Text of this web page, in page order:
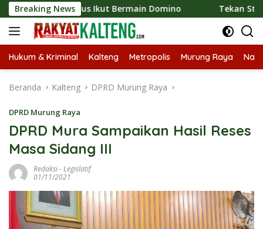
Langsung
ke
konten
Breaking News
Heriyus Ikut Bermain Domino Tekan Stunting,
Hukum & Kriminal Kalteng Metropolis Murung Raya
Beranda Kalteng DPRD Murung Raya
DPRD Murung Raya
DPRD Mura Sampaikan Hasil Reses
Masa Sidang III
Redaksi-Legislatif
01/11/2021